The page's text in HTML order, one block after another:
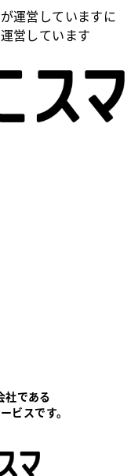
運営しています に
営しています
社である
ビスです。